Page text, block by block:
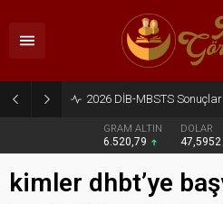
2026 DİB-MBSTS
GRAM ALTIN
6.520,79
DOLAR
47,5952
kimler dhbt’ye